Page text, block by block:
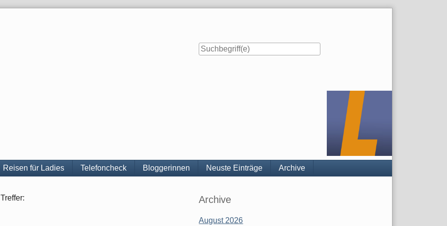
Reisen für Ladies Telefoncheck Bloggerinnen Neuste Einträge Archive
Treffer: Seitenleiste
Archive
August 2026